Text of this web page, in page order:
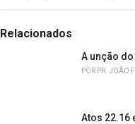
eRelacionados
A unção
POR PR. JOÃO
Atos 22.16